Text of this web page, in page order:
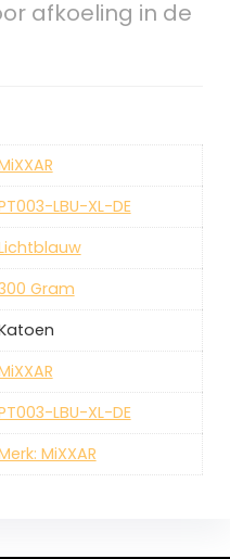
afkoeling in de
LBU-XL-DE
Gram
LBU-XL-DE
MiXXAR